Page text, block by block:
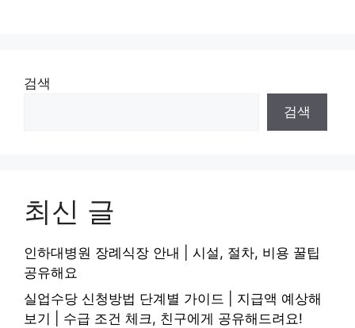
검색
검색
최신 글
인하대병원 장례식장 안내 | 시설, 절차, 비용 꿀팁
공유해요
실업수당 신청방법 단계별 가이드 | 지급액 예상해
보기 | 수급 조건 체크, 친구에게 공유해드려요!